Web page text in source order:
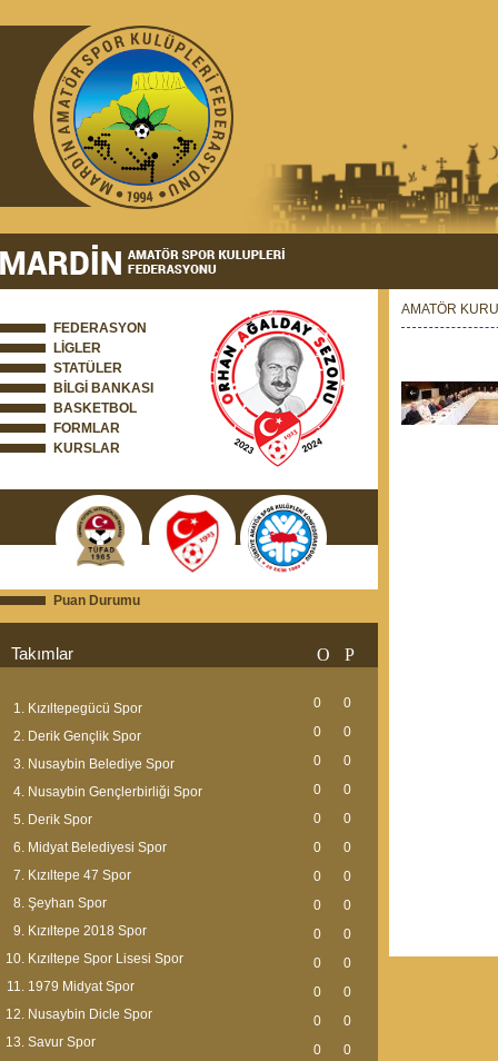
FEDERASYON
LİGLER
STATÜLER
BİLGİ BANKASI
BASKETBOL
FORMLAR
KURSLAR
Puan Durumu
Takımlar O P
Kızıltepegücü Spor
Derik Gençlik Spor
Nusaybin Belediye Spor
Nusaybin Gençlerbirliği Spor
Derik Spor
Midyat Belediyesi Spor
Kızıltepe 47 Spor
Şeyhan Spor
Kızıltepe 2018 Spor
Kızıltepe Spor Lisesi Spor
1979 Midyat Spor
Nusaybin Dicle Spor
Savur Spor
0
0
0
0
0
0
0
0
0
0
0
0
0
0
0
0
0
0
0
0
0
0
0
0
0
0
AMATÖR